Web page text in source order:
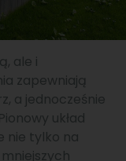
ale i
zapewniają
a jednocześnie
układ
nie tylko na